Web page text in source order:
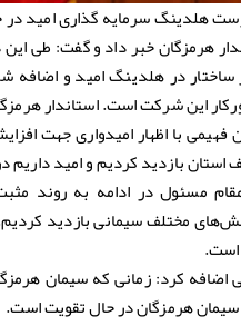
هلدینگ سرمایه گذاری امید در
هرمزگان خبر داد و گفت: طی
ساختار در هلدینگ امید و
این شرکت است. استاندار
با اظهار امیدواری جهت
استان بازدید کردیم و امید داریم
مسئول در ادامه به روند
مختلف سیمانی بازدید
اضافه کرد: زمانی که سیمان
هرمزگان در حال تقویت است.